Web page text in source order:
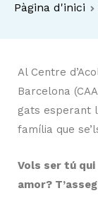
Pàgina d'inici
Al Centre
Barcelona
gats esperant
família que
Vols ser tú
amor?